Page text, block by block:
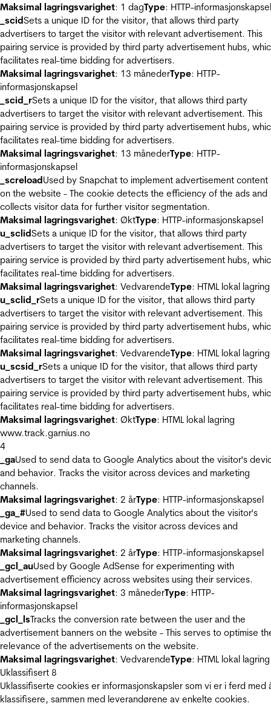
Maksimal lagringsvarighet: 1 dagType: HTTP-informasjonskapsel
_scidSets a unique ID for the visitor, that allows third party
advertisers to target the visitor with relevant advertisement. This
pairing service is provided by third party advertisement hubs,
facilitates real-time bidding for advertisers.
Maksimal lagringsvarighet: 13 månederType: HTTP-
informasjonskapsel
_scid_rSets a unique ID for the visitor, that allows third party
advertisers to target the visitor with relevant advertisement. This
pairing service is provided by third party advertisement hubs,
facilitates real-time bidding for advertisers.
Maksimal lagringsvarighet: 13 månederType: HTTP-
informasjonskapsel
_screloadUsed by Snapchat to implement advertisement content
on the website - The cookie detects the efficiency of the ads and
collects visitor data for further visitor segmentation.
Maksimal lagringsvarighet: ØktType: HTTP-informasjonskapsel
u_sclidSets a unique ID for the visitor, that allows third party
advertisers to target the visitor with relevant advertisement. This
pairing service is provided by third party advertisement hubs,
facilitates real-time bidding for advertisers.
Maksimal lagringsvarighet: VedvarendeType: HTML lokal lagring
u_sclid_rSets a unique ID for the visitor, that allows third party
advertisers to target the visitor with relevant advertisement. This
pairing service is provided by third party advertisement hubs,
facilitates real-time bidding for advertisers.
Maksimal lagringsvarighet: VedvarendeType: HTML lokal lagring
u_scsid_rSets a unique ID for the visitor, that allows third party
advertisers to target the visitor with relevant advertisement. This
pairing service is provided by third party advertisement hubs,
facilitates real-time bidding for advertisers.
Maksimal lagringsvarighet: ØktType: HTML lokal lagring
www.track.garnius.no
4
_gaUsed to send data to Google Analytics about the visitor's
and behavior. Tracks the visitor across devices and marketing
channels.
Maksimal lagringsvarighet: 2 årType: HTTP-informasjonskapsel
_ga_#Used to send data to Google Analytics about the visitor's
device and behavior. Tracks the visitor across devices and
marketing channels.
Maksimal lagringsvarighet: 2 årType: HTTP-informasjonskapsel
_gcl_auUsed by Google AdSense for experimenting with
advertisement efficiency across websites using their services.
Maksimal lagringsvarighet: 3 månederType: HTTP-
informasjonskapsel
_gcl_lsTracks the conversion rate between the user and the
advertisement banners on the website - This serves to optimise
relevance of the advertisements on the website.
Maksimal lagringsvarighet: VedvarendeType: HTML lokal lagring
Uklassifisert 8
Uklassifiserte cookies er informasjonskapsler som vi er i ferd med
klassifisere, sammen med leverandørene av enkelte cookies.